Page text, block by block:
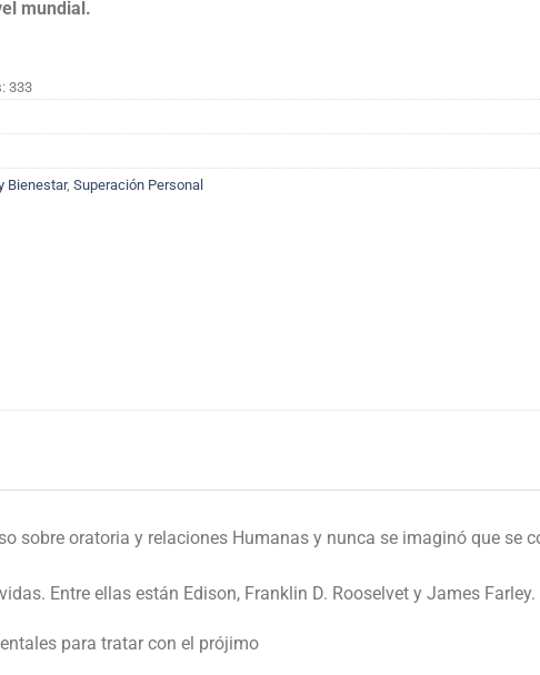
mundial.
333
Bienestar, Superación Personal
sobre oratoria y relaciones Humanas y nunca se imaginó que se
Entre ellas están Edison, Franklin D. Rooselvet y James Farley.
para tratar con el prójimo